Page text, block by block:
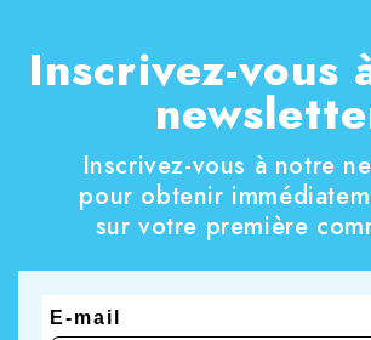
Inscrivez-vous
Inscrivez-vous à notre
pour obtenir
sur votre première
E-mail